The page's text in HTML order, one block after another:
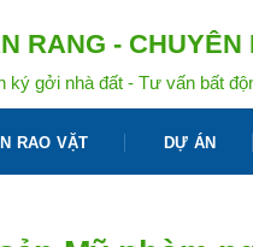
RANG -
ký gởi nhà đất - Tư vấn bất
RAO VẶT DỰ ÁN